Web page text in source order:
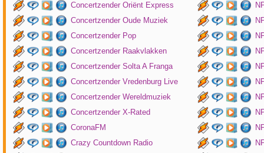
Concertzender Oriënt Express
Concertzender Oude Muziek
Concertzender Pop
Concertzender Raakvlakken
Concertzender Solta A Franga
Concertzender Vredenburg Live
Concertzender Wereldmuziek
Concertzender X-Rated
CoronaFM
Crazy Countdown Radio